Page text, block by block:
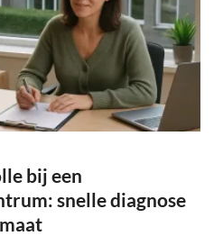
bij een
snelle diagnose